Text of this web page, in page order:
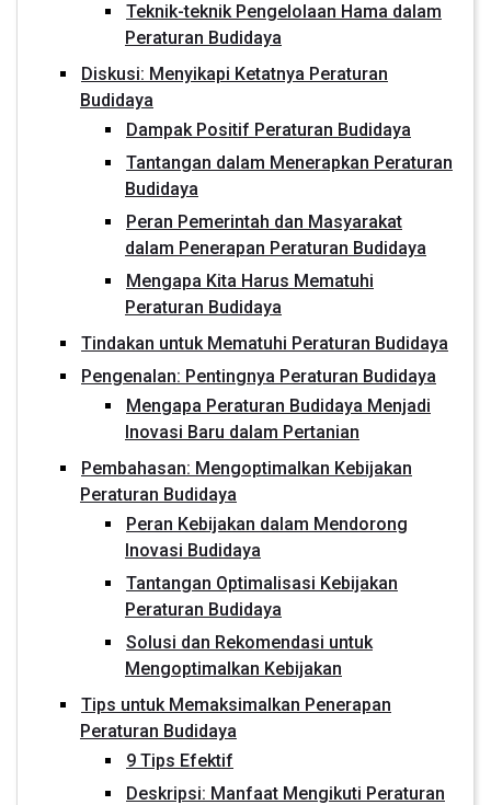
Teknik-teknik Pengelolaan Hama dalam
Peraturan Budidaya
Diskusi: Menyikapi Ketatnya Peraturan
Budidaya
Dampak Positif Peraturan Budidaya
Tantangan dalam Menerapkan Peraturan
Budidaya
Peran Pemerintah dan Masyarakat
dalam Penerapan Peraturan Budidaya
Mengapa Kita Harus Mematuhi
Peraturan Budidaya
Tindakan untuk Mematuhi Peraturan Budidaya
Pengenalan: Pentingnya Peraturan Budidaya
Mengapa Peraturan Budidaya Menjadi
Inovasi Baru dalam Pertanian
Pembahasan: Mengoptimalkan Kebijakan
Peraturan Budidaya
Peran Kebijakan dalam Mendorong
Inovasi Budidaya
Tantangan Optimalisasi Kebijakan
Peraturan Budidaya
Solusi dan Rekomendasi untuk
Mengoptimalkan Kebijakan
Tips untuk Memaksimalkan Penerapan
Peraturan Budidaya
9 Tips Efektif
Deskripsi: Manfaat Mengikuti Peraturan